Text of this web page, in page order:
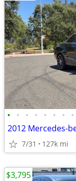
• • • • • • • •
2012 Mercedes-
7/31 127k mi
$3,795